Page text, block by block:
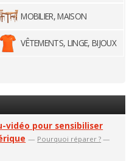
MOBILIER, MAISON
VÊTEMENTS, LINGE, BIJOUX
vidéo pour sensibiliser
— Pourquoi réparer ? —